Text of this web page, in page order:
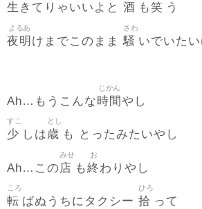
生 きてりゃいいよと 酒 も笑 う
夜明
よるあ
けまでこのまま騒
さわ
いでいた
Ah…もうこんな時間
じかん
やし
少
すこ
しは歳
とし
も とったみたいやし
Ah…この店
みせ
も終
お
わりやし
転
ころ
ばぬうちにタクシー 拾
ひろ
って